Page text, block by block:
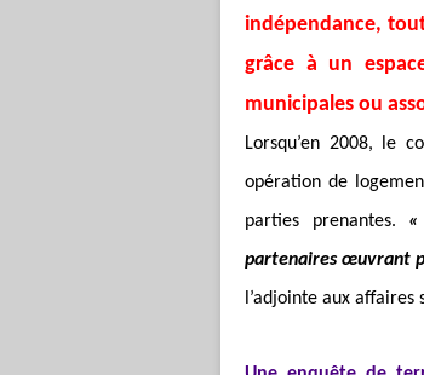
indépendance,
grâce à un
municipales ou
Lorsqu’en 2008, le
opération de
parties prenantes. «
partenaires œuvrant
l’adjointe aux